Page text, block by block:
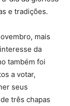
e tradições.
mais
da
também foi
a votar,
seus
três chapas